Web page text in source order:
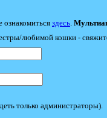
здесь
любимой кошки -
только администраторы).